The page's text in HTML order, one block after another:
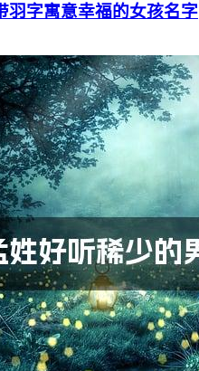
羽字寓意幸福的女孩名字